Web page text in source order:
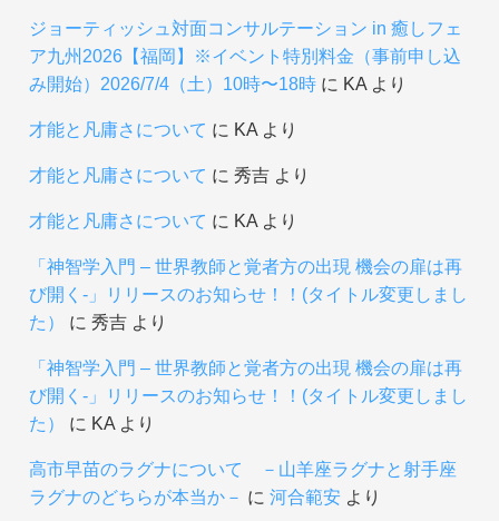
ジョーティッシュ対面コンサルテーション in 癒しフェ
ア九州2026【福岡】※イベント特別料金（事前申し込
み開始）2026/7/4（土）10時〜18時に KAより
才能と凡庸さについて に KAより
才能と凡庸さについて に 秀吉より
才能と凡庸さについて に KAより
「神智学入門 – 世界教師と覚者方の出現 機会の扉は再
び開く-」リリースのお知らせ！！(タイトル変更しまし
た）
に 秀吉より
「神智学入門 – 世界教師と覚者方の出現 機会の扉は再
び開く-」リリースのお知らせ！！(タイトル変更しまし
た）
に KAより
高市早苗のラグナについて －山羊座ラグナと射手座
ラグナのどちらが本当か－ に 河合範安より